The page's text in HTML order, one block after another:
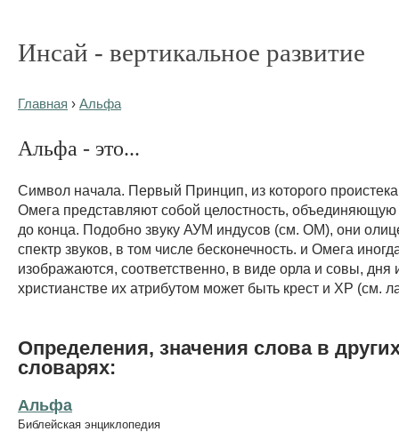
Инсай - вертикальное развитие
Главная › Альфа
Альфа - это...
Символ начала. Первый Принцип, из которого
Омега представляют собой целостность, объединяющую
до конца. Подобно звуку АУМ индусов (см. ОМ), они
спектр звуков, в том числе бесконечность. и Омега
изображаются, соответственно, в виде орла и совы, дня
христианстве их атрибутом может быть крест и ХР (см.
Определения, значения слова в
словарях:
Альфа
Библейская энциклопедия